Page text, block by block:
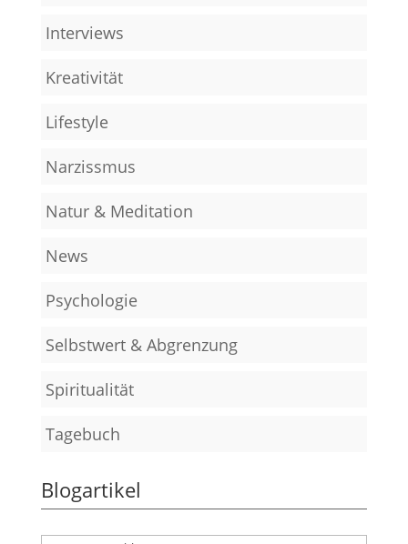
Interviews
Kreativität
Lifestyle
Narzissmus
Natur & Meditation
News
Psychologie
Selbstwert & Abgrenzung
Spiritualität
Tagebuch
Blogartikel